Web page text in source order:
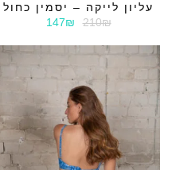
עליון לייקה – יסמין כחול
210₪
147₪